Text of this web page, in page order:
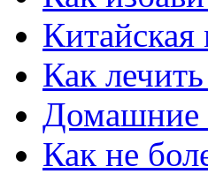
Как
Домашние
Как не